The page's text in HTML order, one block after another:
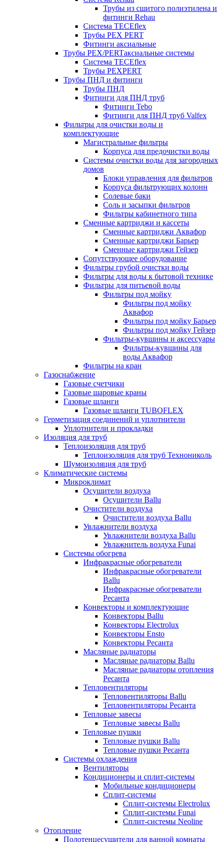
Трубы из сшитого полиэтилена и
фитинги Rehau
Система TECEflex
Трубы PEX PERT
Фитинги аксиальные
Трубы PEX/PERTаксиальные системы
Система TECEflex
Трубы PEXPERT
Трубы ПНД и фитинги
Трубы ПНД
Фитинги для ПНД труб
Фитинги Tebo
Фитинги для ПНД труб Valfex
Фильтры для очистки воды и
комплектующие
Магистральные фильтры
Корпуса для предочистки воды
Системы очистки воды для загородных
домов
Блоки управления для фильтров
Корпуса фильтрующих колонн
Солевые баки
Соль и засыпки фильтров
Фильтры кабинетного типа
Сменные картриджи и кассеты
Сменные картриджи Аквафор
Сменные картриджи Барьер
Сменные картриджи Гейзер
Сопутствующее оборудование
Фильтры грубой очистки воды
Фильтры для воды к бытовой технике
Фильтры для питьевой воды
Фильтры под мойку
Фильтры под мойку
Аквафор
Фильтры под мойку Барьер
Фильтры под мойку Гейзер
Фильтры-кувшины и аксессуары
Фильтры-кувшины для
воды Аквафор
Фильтры на кран
Газоснабжение
Газовые счетчики
Газовые шаровые краны
Газовые шланги
Газовые шланги TUBOFLEX
Герметизация соединений и уплотнители
Уплотнители и прокладки
Изоляция для труб
Теплоизоляция для труб
Теплоизоляция для труб Технониколь
Шумоизоляция для труб
Климатические системы
Микроклимат
Осушители воздуха
Осушители Ballu
Очистители воздуха
Очистители воздуха Ballu
Увлажнители воздуха
Увлажнители воздуха Ballu
Увлажнитель воздуха Funai
Системы обогрева
Инфракрасные обогреватели
Инфракрасные обогреватели
Ballu
Инфракрасные обогреватели
Ресанта
Конвекторы и комплектующие
Конвекторы Ballu
Конвекторы Electrolux
Конвекторы Ensto
Конвекторы Ресанта
Масляные радиаторы
Масляные радиаторы Ballu
Масляные радиаторы отопления
Ресанта
Тепловентиляторы
Тепловентиляторы Ballu
Тепловентиляторы Ресанта
Тепловые завесы
Тепловые завесы Ballu
Тепловые пушки
Тепловые пушки Ballu
Тепловые пушки Ресанта
Системы охлаждения
Вентиляторы
Кондиционеры и сплит-системы
Мобильные кондиционеры
Сплит-системы
Сплит-системы Electrolux
Сплит-системы Funai
Сплит-системы Neoline
Отопление
Полотенцесушители для ванной комнаты